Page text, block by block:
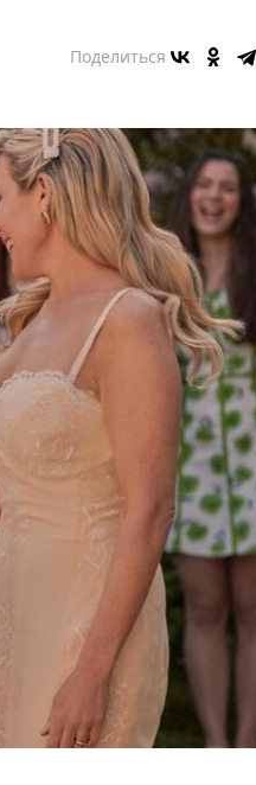
Поделиться